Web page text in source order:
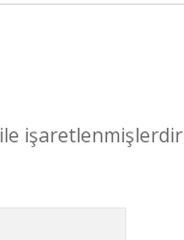
ile işaretlenmişlerdir